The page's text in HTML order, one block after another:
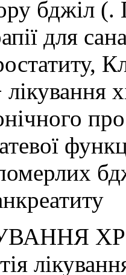
бджіл
для